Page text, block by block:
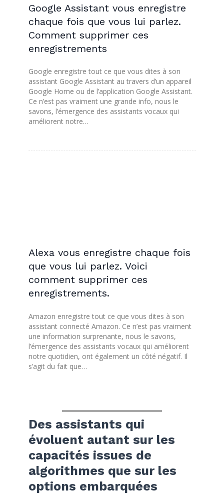
Google Assistant vous enregistre
chaque fois que vous lui parlez.
Comment supprimer ces
enregistrements
Google enregistre tout ce que vous dites à son
assistant Google Assistant au travers d’un appareil
Google Home ou de l’application Google Assistant.
Ce n’est pas vraiment une grande info, nous le
savons, l’émergence des assistants vocaux qui
améliorent notre…
Alexa vous enregistre chaque fois
que vous lui parlez. Voici
comment supprimer ces
enregistrements.
Amazon enregistre tout ce que vous dites à son
assistant connecté Amazon. Ce n’est pas vraiment
une information surprenante, nous le savons,
l’émergence des assistants vocaux qui améliorent
notre quotidien, ont également un côté négatif. Il
s’agit du fait que…
Des assistants qui
évoluent autant sur les
capacités issues de
algorithmes que sur les
options embarquées